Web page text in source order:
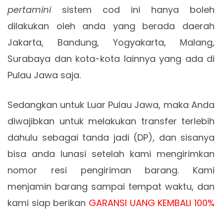
pertaminisistem cod ini hanya boleh
dilakukan oleh anda yang berada daerah
Jakarta, Bandung, Yogyakarta, Malang,
Surabaya dan kota-kota lainnya yang ada di
Pulau Jawa saja.
Sedangkan untuk Luar Pulau Jawa, maka Anda
diwajibkan untuk melakukan transfer terlebih
dahulu sebagai tanda jadi (DP), dan sisanya
bisa anda lunasi setelah kami mengirimkan
nomor resi pengiriman barang. Kami
menjamin barang sampai tempat waktu, dan
kami siap berikan GARANSI UANG KEMBALI 100%